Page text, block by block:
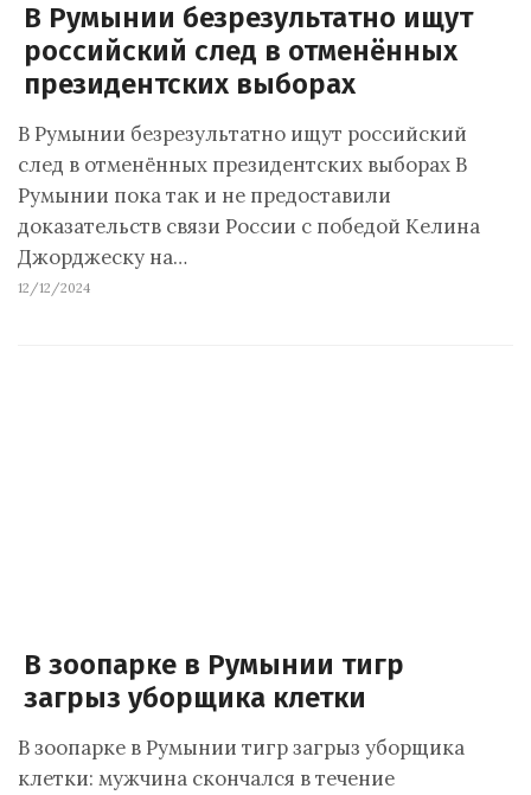
В Румынии безрезультатно ищут
российский след в отменённых
президентских выборах
В Румынии безрезультатно ищут российский
след в отменённых президентских выборах В
Румынии пока так и не предоставили
доказательств связи России с победой Келина
Джорджеску на…
12/12/2024
В зоопарке в Румынии тигр
загрыз уборщика клетки
В зоопарке в Румынии тигр загрыз уборщика
клетки: мужчина скончался в течение